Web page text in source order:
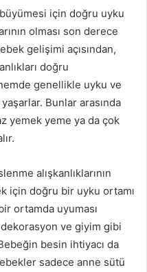
için doğru uyku
olması son derece
gelişimi açısından,
doğru
genellikle uyku ve
Bunlar arasında
yemek yeme ya da çok
alışkanlıklarının
için doğru bir uyku ortamı
ortamda uyuması
ve giyim gibi
besin ihtiyacı da
sadece anne sütü